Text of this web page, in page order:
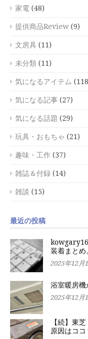
家電 (48)
提供商品Review (9)
文房具 (11)
未分類 (11)
気になるアイテム
気になる記事 (27)
気になる話題 (29)
玩具・おもちゃ (21)
趣味・工作 (37)
雑誌＆付録 (14)
雑談 (15)
最近の投稿
kowgary16
装着まとめ
2025年12月
浴室暖房機
2025年12月
【続】東
原因はココ